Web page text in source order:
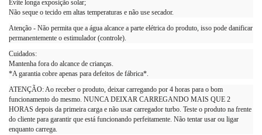
Evite longa exposição solar;
Não seque o tecido em altas temperaturas e não use secador.
Atenção - Não permita que a água alcance a parte elétrica do produto, isso pode danificar
permanentemente o estimulador (controle).
Cuidados:
Mantenha fora do alcance de crianças.
*A garantia cobre apenas para defeitos de fábrica*.
ATENÇÃO: Ao receber o produto, deixar carregando por 4 horas para o bom
funcionamento do mesmo. NUNCA DEIXAR CARREGANDO MAIS QUE 2
HORAS depois da primeira carga e não usar carregador turbo. Teste o produto na frente
do cliente para garantir que está funcionando perfeitamente. Não tentar usar ou ligar
enquanto carrega.